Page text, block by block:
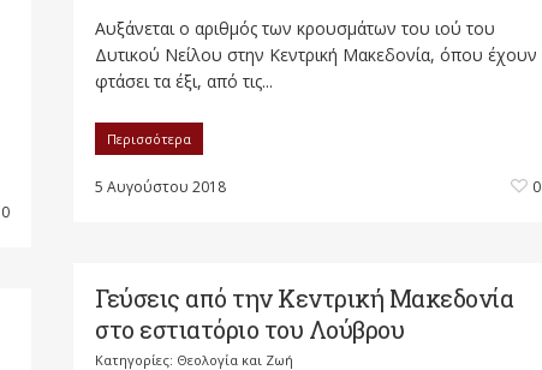
0
Αυξάνεται ο αριθμός των κρουσμάτων του ιού του
Δυτικού Νείλου στην Κεντρική Μακεδονία, όπου έχουν
φτάσει τα έξι, από τις...
Περισσότερα
5 Αυγούστου 2018 0
Γεύσεις από την Κεντρική Μακεδονία
στο εστιατόριο του Λούβρου
Κατηγορίες: Θεολογία και Ζωή